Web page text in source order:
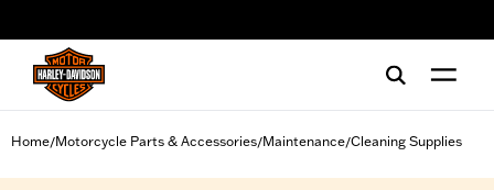
Home/Motorcycle Parts & Accessories/Maintenance/Cleaning Supplies